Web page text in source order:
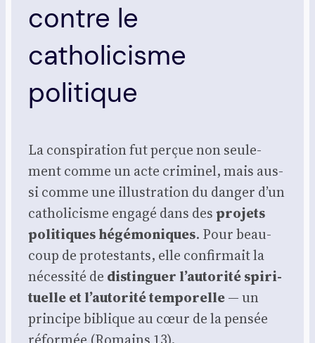
contre le
catholicisme
politique
La conspi­ra­tion fut per­çue non seule­
ment comme un acte cri­mi­nel, mais aus­
si comme une illus­tra­tion du dan­ger d’un
catho­li­cisme enga­gé dans despro­jets
poli­tiques hégé­mo­niques. Pour beau­
coup de pro­tes­tants, elle confir­mait la
néces­si­té de dis­tin­guer l’autorité spi­ri­
tuelle et l’autorité tem­po­relle— un
prin­cipe biblique au cœur de la pen­sée
réfor­mée (Romains 13).